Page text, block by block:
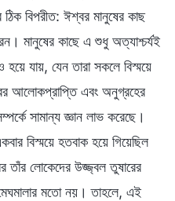
বিপরীত: ঈশ্বর মানুষের কাছ
মানুষের কাছে এ শুধু অত্যাশ্চর্যই
যায়, যেন তারা সকলে বিস্ময়ে
আলোকপ্রাপ্তি এবং অনুগ্রহের
সামান্য জ্ঞান লাভ করেছে।
বিস্ময়ে হতবাক হয়ে গিয়েছিল
লোকেদের উজ্জ্বল তুষারের
মতো নয়। তাহলে, এই